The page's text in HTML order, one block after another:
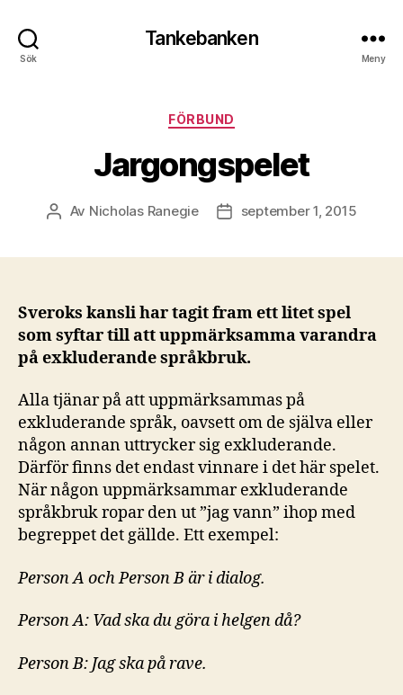
Sök
Tankebanken
Meny
Kategorier
FÖRBUND
Jargongspelet
Inläggsförfattare
Av Nicholas Ranegie Inläggsdatum
september 1, 2015
Sveroks kansli har tagit fram ett litet spel
som syftar till att uppmärksamma varandra
på exkluderande språkbruk.
Alla tjänar på att uppmärksammas på
exkluderande språk, oavsett om de själva eller
någon annan uttrycker sig exkluderande.
Därför finns det endast vinnare i det här spelet.
När någon uppmärksammar exkluderande
språkbruk ropar den ut ”jag vann” ihop med
begreppet det gällde. Ett exempel:
Person A och Person B är i dialog.
Person A: Vad ska du göra i helgen då?
Person B: Jag ska på rave.